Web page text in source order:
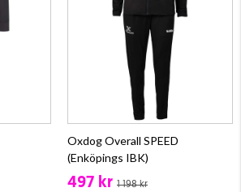
Oxdog Overall SPEED
(Enköpings IBK)
497 kr 1 198 kr